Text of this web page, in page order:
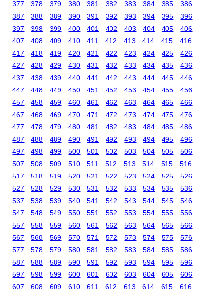
377 378 379 380 381 382 383 384 385
386
387
388 389 390 391 392 393 394 395
396
397
398 399 400 401 402 403 404 405
406
407
408 409 410 411 412 413 414 415
416
417
418 419 420 421 422 423 424 425
426
427
428 429 430 431 432 433 434 435
436
437
438 439 440 441 442 443 444 445
446
447
448 449 450 451 452 453 454 455
456
457
458 459 460 461 462 463 464 465
466
467
468 469 470 471 472 473 474 475
476
477
478 479 480 481 482 483 484 485
486
487
488 489 490 491 492 493 494 495
496
497
498 499 500 501 502 503 504 505
506
507
508 509 510 511 512 513 514 515
516
517
518 519 520 521 522 523 524 525
526
527
528 529 530 531 532 533 534 535
536
537
538 539 540 541 542 543 544 545
546
547
548 549 550 551 552 553 554 555
556
557
558 559 560 561 562 563 564 565
566
567
568 569 570 571 572 573 574 575
576
577
578 579 580 581 582 583 584 585
586
587
588 589 590 591 592 593 594 595
596
597
598 599 600 601 602 603 604 605
606
607
608 609 610 611 612 613 614 615
616